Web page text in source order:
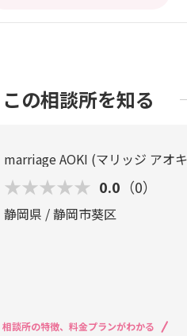
この相談所を知る
marriage AOKI (マリッジ アオ
0.0 （0）
静岡県 / 静岡市葵区
相談所の特徴、料金プランがわかる